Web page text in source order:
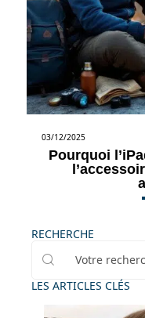
03/12/2025
Pourquoi
RECHERCHE
LES ARTICLES CLÉS